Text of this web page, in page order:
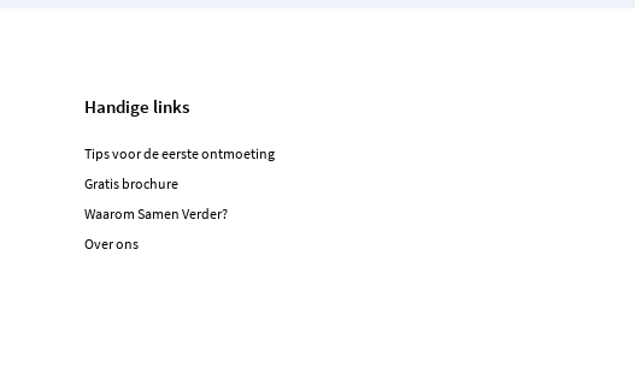
Handige links
Tips voor de eerste ontmoeting
Gratis brochure
Waarom Samen Verder?
Over ons